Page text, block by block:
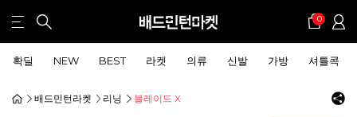
0
확딜 NEW BEST 라켓 의류 신발 가방 셔틀콕
배드민턴라켓 리닝 블레이드 X